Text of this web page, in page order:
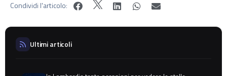
Condividi l'articolo:
Ultimi articoli